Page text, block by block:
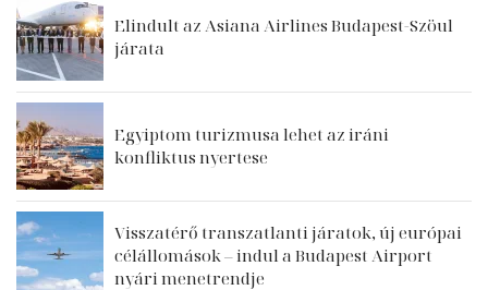
Elindult az Asiana Airlines Budapest-Szöul
járata
Egyiptom turizmusa lehet az iráni
konfliktus nyertese
Visszatérő transzatlanti járatok, új európai
célállomások – indul a Budapest Airport
nyári menetrendje